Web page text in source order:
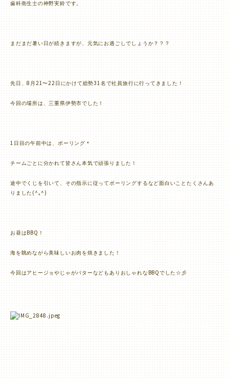
歯科衛生士の神野実鈴です。
まだまだ暑い日が続きますが、元気にお過ごしでしょうか？？？
先日、8 月 21〜22日にかけて総勢31名で社員旅行に行ってきました！
今回の場所は、三重県伊勢市でした！
1 日目の午前中は、ボーリング＊
チームごとに分かれて皆さん本気で頑張りました！
途中でくじを引いて、その指示に従ってボーリングするなど面白いことたくさんあ
りました (^｡^)
お昼はBBQ ！
海を眺めながら美味しいお肉を焼きました！
今回はアヒージョやじゃがバターなどもありおしゃれなBBQでした☆彡